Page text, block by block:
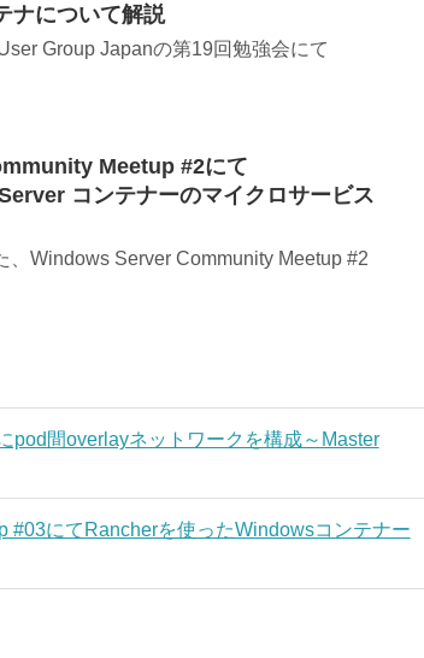
ナについて解説
Group Japanの第19回勉強会にて
Meetup #2にて
コンテナーのマイクロサービス
Windows Server Community Meetup #2
pod間overlayネットワークを構成～Master
#03にてRancherを使ったWindowsコンテナー